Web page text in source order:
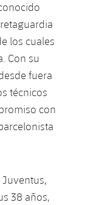
los cuales
Con su
fuera
técnicos
con
Juventus,
38 años,